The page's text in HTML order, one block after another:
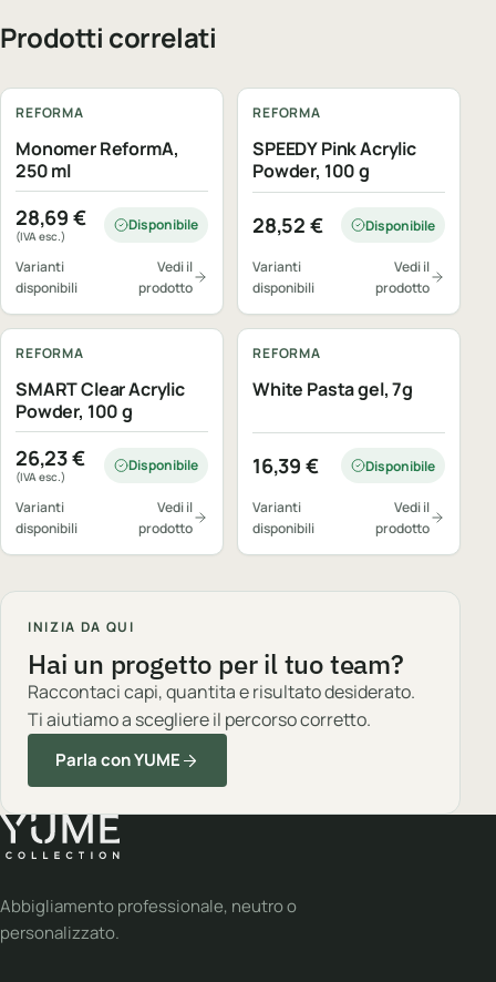
Prodotti correlati
REFORMA
Monomer ReformA,
250 ml
28,69 €
(IVA esc.)
Disponibile
Varianti
disponibili
Vedi il
prodotto
REFORMA
SPEEDY Pink Acrylic
Powder, 100 g
28,52 € Disponibile
Varianti
disponibili
Vedi il
prodotto
REFORMA
SMART Clear Acrylic
Powder, 100 g
26,23€
(IVA esc.)
Disponibile
Varianti
disponibili
Vedi il
prodotto
REFORMA
White Pasta gel, 7g
16,39 € Disponibile
Varianti
disponibili
Vedi il
prodotto
INIZIA DA QUI
Hai un progetto per il tuo team?
Raccontaci capi, quantita e risultato desiderato.
Ti aiutiamo a scegliere il percorso corretto.
Parla con YUME
Abbigliamento professionale, neutro o
personalizzato.